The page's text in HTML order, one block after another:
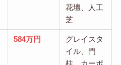
花壇、人工
芝
584万円
グレイスタ
イル、門
柱、カーポ